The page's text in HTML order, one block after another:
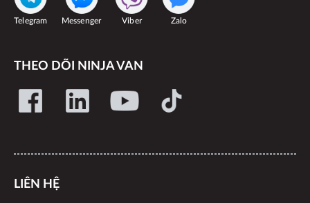
Telegram Messenger Viber Zalo
THEO DÕI NINJA VAN
LIÊN HỆ